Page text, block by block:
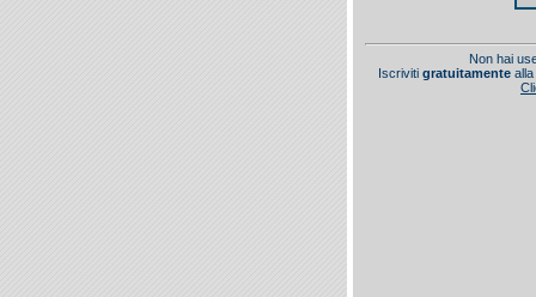
Non hai
Iscriviti gratuitamente